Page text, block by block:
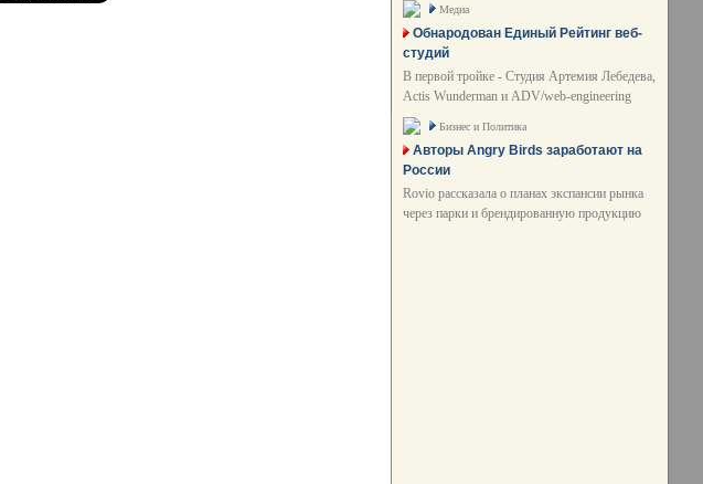
Медиа
Обнародован Единый Рейтинг веб-
студий
В первой тройке - Студия Артемия Лебедева,
Actis Wunderman и ADV/web-engineering
Бизнес и Политика
Авторы Angry Birds заработают на
России
Rovio рассказала о планах экспансии рынка
через парки и брендированную продукцию